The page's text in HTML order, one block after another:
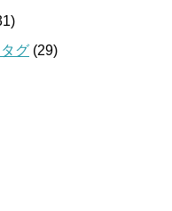
グ (29)